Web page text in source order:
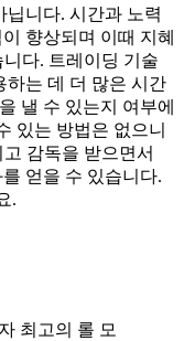
닙니다. 시간과 노력
향상되며 이때 지혜
다. 트레이딩 기술
하는 데 더 많은 시간
낼 수 있는지 여부에
있는 방법은 없으니
감독을 받으면서
얻을 수 있습니다.
.
최고의 롤 모